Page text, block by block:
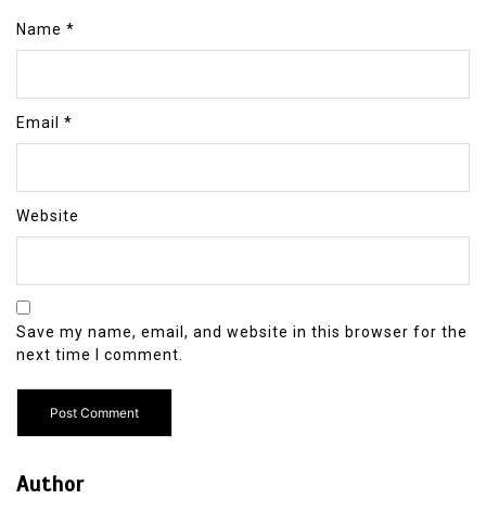
Name *
Email *
Website
Save my name, email, and website in this browser for the
next time I comment.
Author